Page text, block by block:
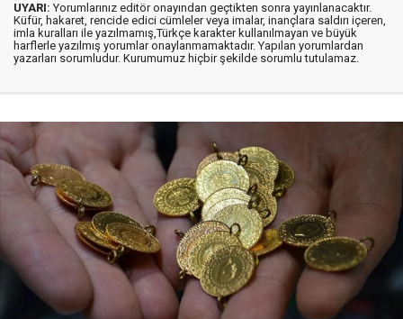
UYARI: Yorumlarınız editör onayından geçtikten sonra yayınlanacaktır.
Küfür, hakaret, rencide edici cümleler veya imalar, inançlara saldırı içeren,
imla kuralları ile yazılmamış,Türkçe karakter kullanılmayan ve büyük
harflerle yazılmış yorumlar onaylanmamaktadır. Yapılan yorumlardan
yazarları sorumludur. Kurumumuz hiçbir şekilde sorumlu tutulamaz.